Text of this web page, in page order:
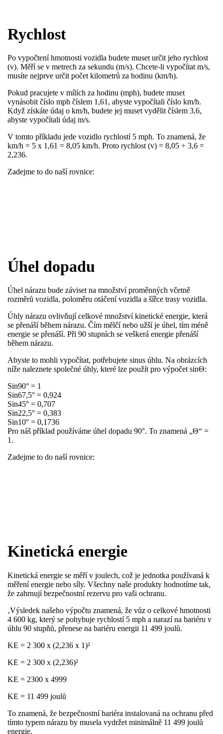
Rychlost
Po vypočtení hmotnosti vozidla budete muset určit jeho rychlost
(v). Měří se v metrech za sekundu (m/s). Chcete-li vypočítat m/s,
musíte nejprve určit počet kilometrů za hodinu (km/h).
Pokud pracujete v mílích za hodinu (mph), budete muset
vynásobit číslo mph číslem 1,61, abyste vypočítali číslo km/h.
Když získáte údaj o km/h, budete jej muset vydělit číslem 3,6,
abyste vypočítali údaj m/s.​
V tomto příkladu jede vozidlo rychlostí 5 mph. To znamená, že
km/h = 5 x 1,61 = 8,05 km/h. Proto rychlost (v) = 8,05 ÷ 3,6 =
2,236.
Zadejme to do naší rovnice:
Úhel dopadu
Úhel nárazu bude záviset na množství proměnných včetně
rozměrů vozidla, poloměru otáčení vozidla a šířce trasy vozidla.
Úhly nárazu ovlivňují celkové množství kinetické energie, která
se přenáší během nárazu. Čím mělčí nebo užší je úhel, tím méně
energie se přenáší. Při 90 stupních se veškerá energie přenáší
během nárazu.
Abyste to mohli vypočítat, potřebujete sinus úhlu. Na obrázcích
níže naleznete společné úhly, které lze použít pro výpočet sinΘ:
Sin90° = 1
Sin67,5° = 0,924
Sin45° = 0,707
Sin22,5° = 0,383
Sin10° = 0,1736
​Pro náš příklad používáme úhel dopadu 90°. To znamená „Θ“ =
1.
Zadejme to do naší rovnice:
Kinetická energie
Kinetická energie se měří v joulech, což je jednotka používaná k
měření energie nebo síly. Všechny naše produkty hodnotíme tak,
že zahrnují bezpečnostní rezervu pro vaši ochranu.
‚Výsledek našeho výpočtu znamená, že vůz o celkové hmotnosti
4 600 kg, který se pohybuje rychlostí 5 mph a narazí na bariéru v
úhlu 90 stupňů, přenese na bariéru energii 11 499 joulů.​
KE = 2 300 x (2,236 x 1)²
KE = 2 300 x (2,236)²
KE = 2300 x 4999
KE = 11 499 joulů
To znamená, že bezpečnostní bariéra instalovaná na ochranu před
tímto typem nárazu by musela vydržet minimálně 11 499 joulů
energie.